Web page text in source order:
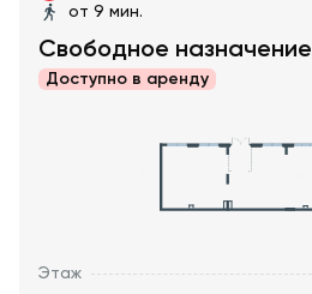
от 9 мин.
Свободное назначение
Доступно в аренду
Этаж